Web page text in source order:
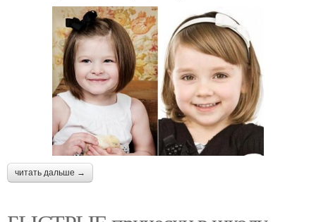
читать дальше →